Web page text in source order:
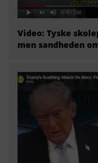
Video: Tyske
men sandheden